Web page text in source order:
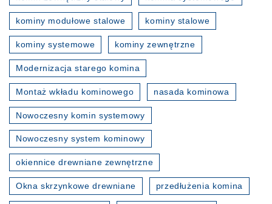
kominy modułowe stalowe kominy stalowe
kominy systemowe kominy zewnętrzne
Modernizacja starego komina
Montaż wkładu kominowego nasada kominowa
Nowoczesny komin systemowy
Nowoczesny system kominowy
okiennice drewniane zewnętrzne
Okna skrzynkowe drewniane przedłużenia komina